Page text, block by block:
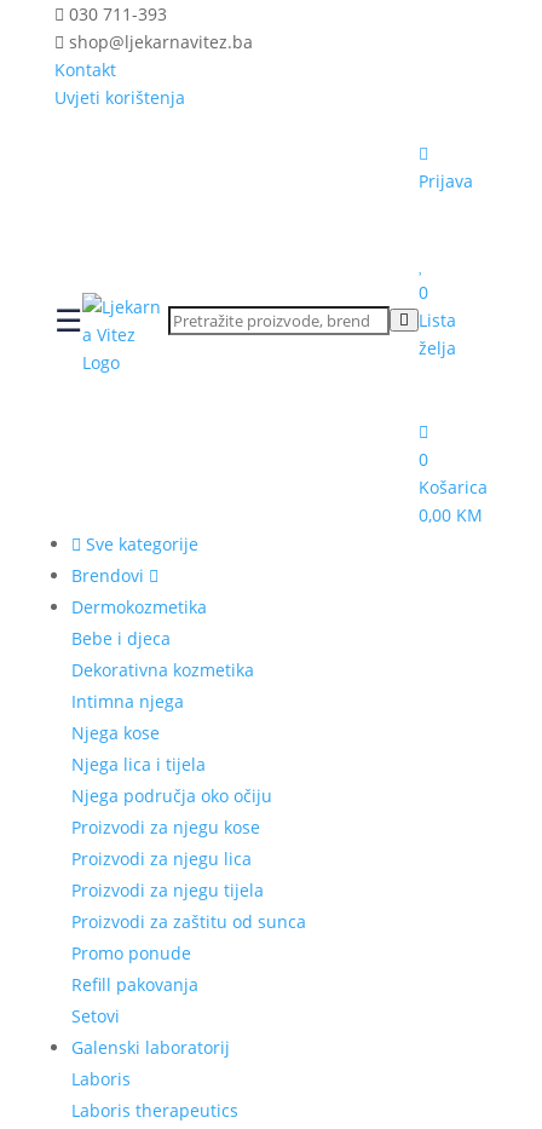
030 711-393
shop@ljekarnavitez.ba
Kontakt
Uvjeti korištenja
☰
Prijava
0
Lista
želja
0
Košarica
0,00 KM
Sve kategorije
Brendovi
Dermokozmetika
Bebe i djeca
Dekorativna kozmetika
Intimna njega
Njega kose
Njega lica i tijela
Njega područja oko očiju
Proizvodi za njegu kose
Proizvodi za njegu lica
Proizvodi za njegu tijela
Proizvodi za zaštitu od sunca
Promo ponude
Refill pakovanja
Setovi
Galenski laboratorij
Laboris
Laboris therapeutics